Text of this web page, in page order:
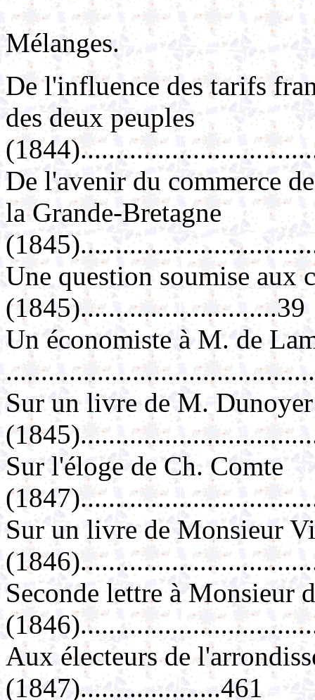
Mélanges.
De l'influence des tarifs
des deux peuples
De l'avenir du commerce
la Grande-Bretagne
Une question soumise aux
(1845)............................39
Un économiste à M. de
Sur un livre de M. Dunoyer
Sur l'éloge de Ch. Comte
Sur un livre de Monsieur
Seconde lettre à Monsieur
Aux électeurs de
(1847)....................461